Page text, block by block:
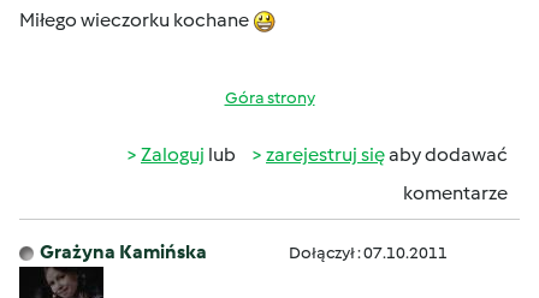
Miłego wieczorku kochane
Góra strony
Zaloguj lub zarejestruj sięaby dodawać
komentarze
Grażyna Kamińska Dołączył : 07.10.2011